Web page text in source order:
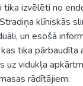
izvēlēti no
klīniskās
un esošā
tika pārbaudīta
uz vidukļa
rādītājiem.